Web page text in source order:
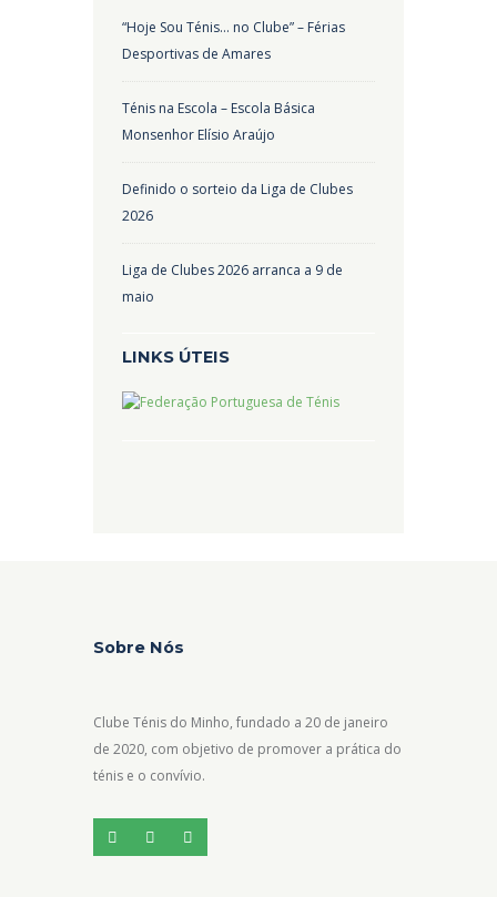
“Hoje Sou Ténis… no Clube” – Férias
Desportivas de Amares
Ténis na Escola – Escola Básica
Monsenhor Elísio Araújo
Definido o sorteio da Liga de Clubes
2026
Liga de Clubes 2026 arranca a 9 de
maio
LINKS ÚTEIS
Sobre Nós
Clube Ténis do Minho, fundado a 20 de janeiro
de 2020, com objetivo de promover a prática do
ténis e o convívio.